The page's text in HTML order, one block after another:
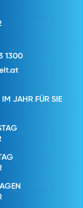
1300
JAHR FÜR SIE